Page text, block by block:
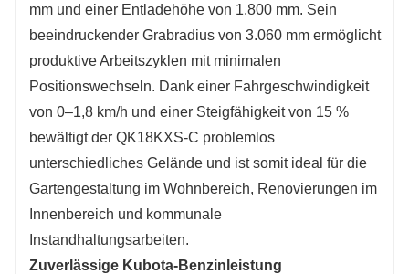
mm und einer Entladehöhe von 1.800 mm. Sein
beeindruckender Grabradius von 3.060 mm ermöglicht
produktive Arbeitszyklen mit minimalen
Positionswechseln. Dank einer Fahrgeschwindigkeit
von 0–1,8 km/h und einer Steigfähigkeit von 15 %
bewältigt der QK18KXS-C problemlos
unterschiedliches Gelände und ist somit ideal für die
Gartengestaltung im Wohnbereich, Renovierungen im
Innenbereich und kommunale
Instandhaltungsarbeiten.
Zuverlässige Kubota-Benzinleistung